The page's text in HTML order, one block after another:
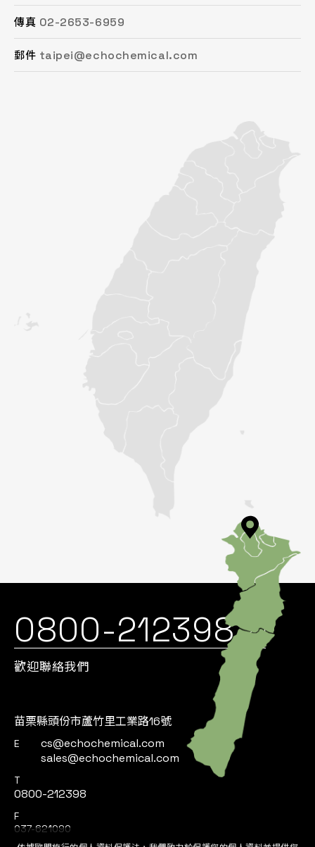
傳真 02-2653-6959
郵件 taipei@echochemical.com
傳真 03-493-0687
郵件 chungli@echochemical.com
傳真 037-615-096
郵件 miaoli@echochemical.com
傳真 04-2472-8825
郵件 taichung@echochemical.com
傳真 06-253-8208
郵件 tainan@echochemical.com
傳真 07-753-1958
郵件 kaohsiung@echochemical.com
0800-212398
歡迎聯絡我們
苗栗縣頭份市蘆竹里工業路16號
E
cs@echochemical.com
sales@echochemical.com
T
0800-212398
F
037-621090
依據歐盟施行的個人資料保護法，我們致力於保護您的個人資料並提供您